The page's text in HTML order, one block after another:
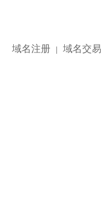
域名注册 | 域名交易